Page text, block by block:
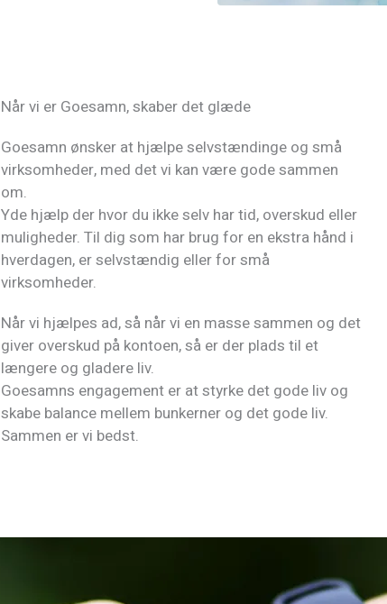
Når vi er Goesamn, skaber det glæde
Goesamn ønsker at hjælpe selvstændinge og små
virksomheder, med det vi kan være gode sammen
om.
Yde hjælp der hvor du ikke selv har tid, overskud eller
muligheder. Til dig som har brug for en ekstra hånd i
hverdagen, er selvstændig eller for små
virksomheder.
Når vi hjælpes ad, så når vi en masse sammen og det
giver overskud på kontoen, så er der plads til et
længere og gladere liv.
Goesamns engagement er at styrke det gode liv og
skabe balance mellem bunkerner og det gode liv.
Sammen er vi bedst.